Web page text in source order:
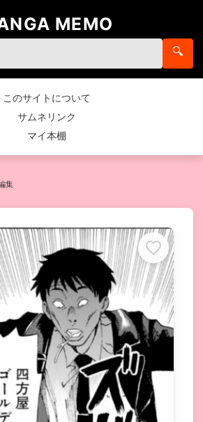
MEMO
🔍
このサイトについて
サムネリンク
マイ本棚
集